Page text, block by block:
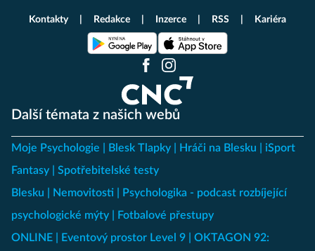
Další témata z našich webů
Moje Psychologie Blesk Tlapky Hráči na Blesku
iSport
Fantasy
Spotřebitelské testy
Blesku
Nemovitosti
Psychologika - podcast rozbíjející
psychologické mýty
Fotbalové přestupy
ONLINE
Eventový prostor Level 9
OKTAGON 92:
Kontakty Redakce Inzerce RSS Kariéra